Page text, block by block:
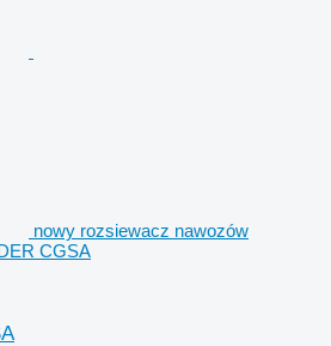
nowy rozsiewacz nawozów
CGSA